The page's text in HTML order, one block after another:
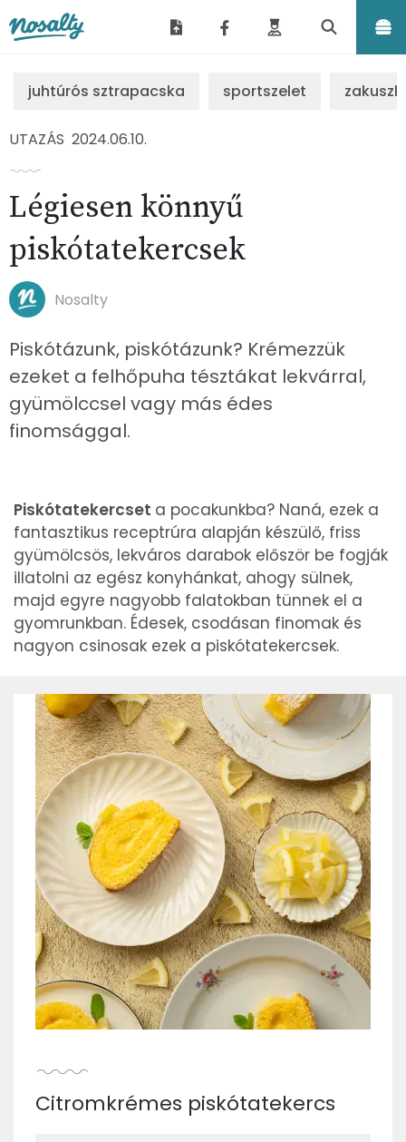
juhtúrós sztrapacska sportszelet
UTAZÁS 2024.06.10.
Légiesen könnyű
piskótatekercsek
Nosalty
Piskótázunk, piskótázunk? Krémezzük
ezeket a felhőpuha tésztákat lekvárral,
gyümölccsel vagy más édes
finomsággal.
Piskótatekercset a pocakunkba? Naná, ezek a
fantasztikus receptrúra alapján készülő, friss
gyümölcsös, lekváros darabok először be fogják
illatolni az egész konyhánkat, ahogy sülnek,
majd egyre nagyobb falatokban tünnek el a
gyomrunkban. Édesek, csodásan finomak és
nagyon csinosak ezek a piskótatekercsek.
Citromkrémes piskótatekercs